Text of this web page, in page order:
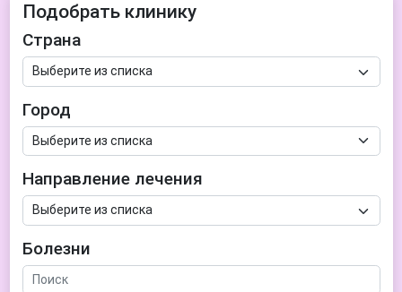
Подобрать клинику
Страна
Город
Направление лечения
Болезни